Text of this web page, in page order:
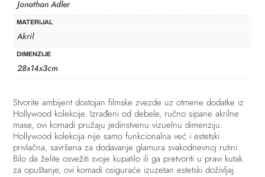
Jonathan Adler
MATERIJAL
Akril
DIMENZIJE
28x14x3cm
Stvorite ambijent dostojan filmske zvezde uz otmene dodatke iz
Hollywood kolekcije. Izrađeni od debele, ručno sipane akrilne
mase, ovi komadi pružaju jedinstvenu vizuelnu dimenziju.
Hollywood kolekcija nije samo funkcionalna već i estetski
privlačna, savršena za dodavanje glamura svakodnevnoj rutini.
Bilo da želite osvežiti svoje kupatilo ili ga pretvoriti u pravi kutak
za opuštanje, ovi komadi osiguraće izuzetan estetski doživljaj.